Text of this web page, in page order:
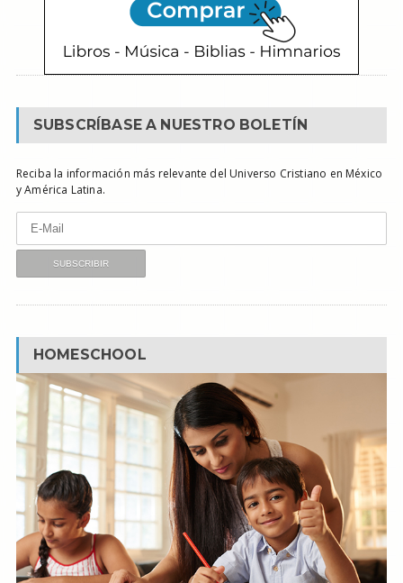
SUBSCRÍBASE A NUESTRO BOLETÍN
Reciba la información más relevante del Universo Cristiano en México
y América Latina.
HOMESCHOOL